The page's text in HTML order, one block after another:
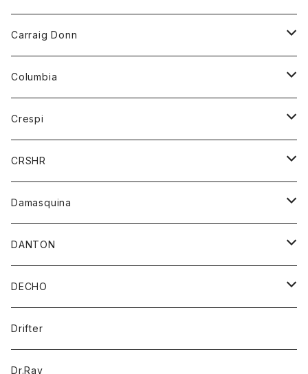
チーフ
バンダナ
トレーナー
パーカー
ショートパンツ
オーバーオール
カーディガン
Tシャツ
パーカー
ハーフスリーブTシャツ
Carraig Donn
ニット
Columbia
アウター
ジャケット
Crespi
ジャケット
ワンピース
ブラウス
CRSHR
キャップ
Damasquina
ウォレット
カードケース
バッグ
DANTON
アウター
コート
ジャケット
アクセサリー
バッグ
キッズ
DECHO
帽子
Drifter
Dr.Ray